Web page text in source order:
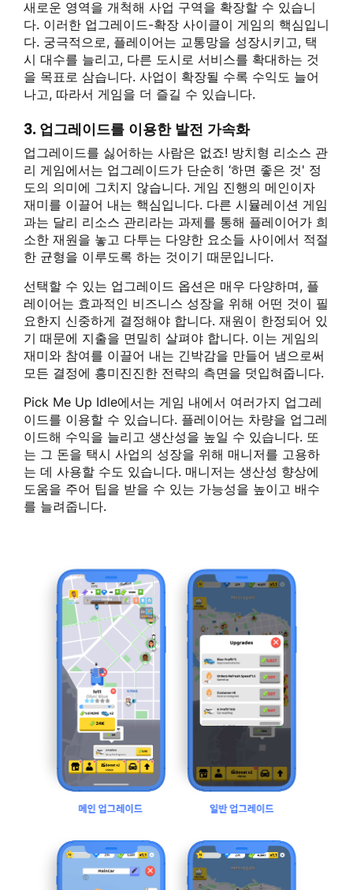
새로운 영역을 개척해 사업 구역을 확장할 수 있습니
다. 이러한 업그레이드-확장 사이클이 게임의 핵심입니
다. 궁극적으로, 플레이어는 교통망을 성장시키고, 택
시 대수를 늘리고, 다른 도시로 서비스를 확대하는 것
을 목표로 삼습니다. 사업이 확장될 수록 수익도 늘어
나고, 따라서 게임을 더 즐길 수 있습니다.
3. 업그레이드를 이용한 발전 가속화
업그레이드를 싫어하는 사람은 없죠! 방치형 리소스 관
리 게임에서는 업그레이드가 단순히 ‘하면 좋은 것' 정
도의 의미에 그치지 않습니다. 게임 진행의 메인이자
재미를 이끌어 내는 핵심입니다. 다른 시뮬레이션 게임
과는 달리 리소스 관리라는 과제를 통해 플레이어가 희
소한 재원을 놓고 다투는 다양한 요소들 사이에서 적절
한 균형을 이루도록 하는 것이기 때문입니다.
선택할 수 있는 업그레이드 옵션은 매우 다양하며, 플
레이어는 효과적인 비즈니스 성장을 위해 어떤 것이 필
요한지 신중하게 결정해야 합니다. 재원이 한정되어 있
기 때문에 지출을 면밀히 살펴야 합니다. 이는 게임의
재미와 참여를 이끌어 내는 긴박감을 만들어 냄으로써
모든 결정에 흥미진진한 전략의 측면을 덧입혀줍니다.
Pick Me Up Idle에서는 게임 내에서 여러가지 업그레
이드를 이용할 수 있습니다. 플레이어는 차량을 업그레
이드해 수익을 늘리고 생산성을 높일 수 있습니다. 또
는 그 돈을 택시 사업의 성장을 위해 매니저를 고용하
는 데 사용할 수도 있습니다. 매니저는 생산성 향상에
도움을 주어 팁을 받을 수 있는 가능성을 높이고 배수
를 늘려줍니다.